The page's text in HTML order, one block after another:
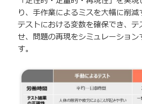
り、手作業によるミスを大幅に削
テストにおける変数を確保でき、
せ、問題の再現をシミュレーショ
す。